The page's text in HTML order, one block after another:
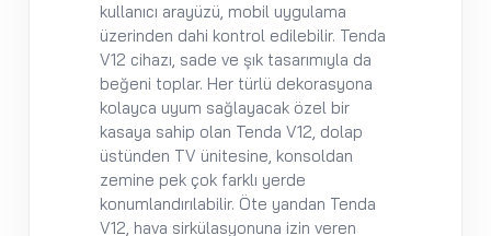
kullanıcı arayüzü, mobil uygulama
üzerinden dahi kontrol edilebilir. Tenda
V12 cihazı, sade ve şık tasarımıyla da
beğeni toplar. Her türlü dekorasyona
kolayca uyum sağlayacak özel bir
kasaya sahip olan Tenda V12, dolap
üstünden TV ünitesine, konsoldan
zemine pek çok farklı yerde
konumlandırılabilir. Öte yandan Tenda
V12, hava sirkülasyonuna izin veren